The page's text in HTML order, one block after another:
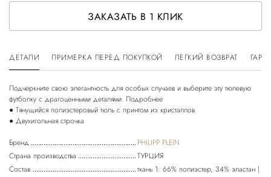
ЗАКАЗАТЬ В 1 КЛИК
ДЕТАЛИ ПРИМЕРКА ПЕРЕД ПОКУПКОЙ ЛЕГКИЙ ВОЗВРАТ
Подчеркните свою элегантность для особых случаев и выберите эту тюлевую
футболку с драгоценными деталями. Подробнее
● Тянущийся полиэстеровый тюль с принтом из кристаллов
● Двухигольная строчка
Бренд
PHILIPP PLEIN
Страна производства
ТУРЦИЯ
Состав
ткань 1: 66% полиэстер, 34% эластан |